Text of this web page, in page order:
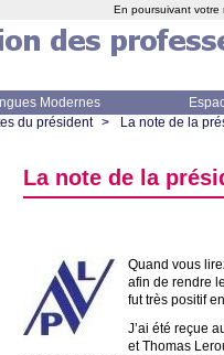
Modernes
du président > La note de la
La note de la
Quand vous
afin de rendre
fut très positif
J’ai été reçue
et Thomas
En poursuivant votre